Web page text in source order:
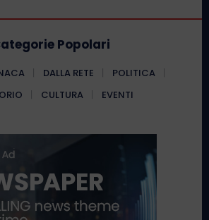
Popolari
DALLA RETE
POLITICA
CULTURA EVENTI